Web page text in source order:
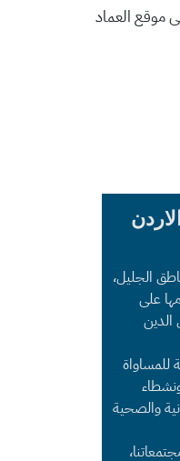
موقع العماد
الجليل،
على
الدين
للمساواة
والصحية